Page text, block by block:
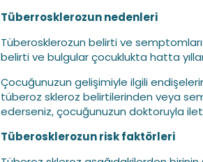
Tüberrosklerozun nedenleri
Tüberosklerozun belirti ve
belirti ve bulgular çocuklukta hatta
Çocuğunuzun gelişimiyle ilgili
tüberoz skleroz belirtilerinden veya
ederseniz, çocuğunuzun doktoruyla
Tüberosklerozun risk faktörleri